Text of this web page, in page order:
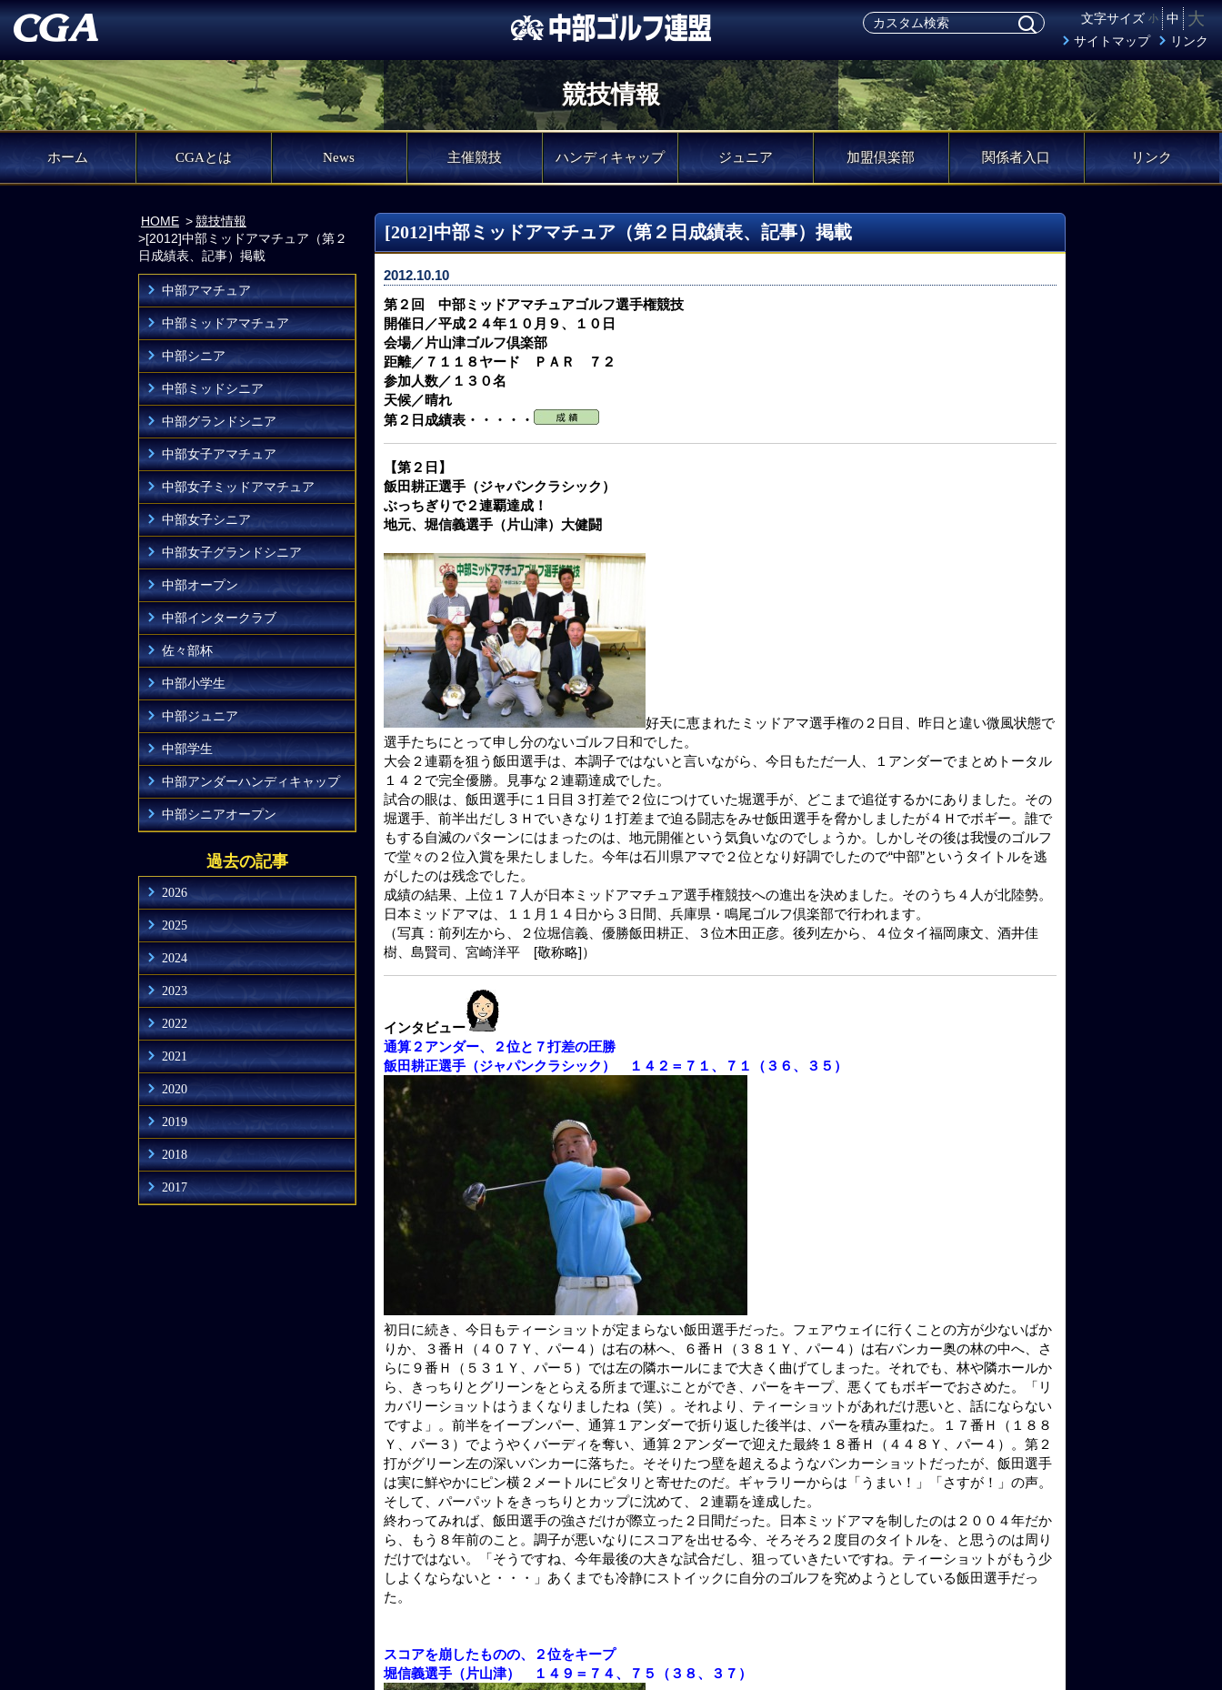
文字サイズ 小 中 大
サイトマップ リンク
競技情報
ホーム CGAとは News 主催競技 ハンディキャップ ジュニア 加盟倶楽部 関係者入口 リンク
HOME
競技情報
[2012]中部ミッドアマチュア（第２
日成績表、記事）掲載
中部アマチュア
中部ミッドアマチュア
中部シニア
中部ミッドシニア
中部グランドシニア
中部女子アマチュア
中部女子ミッドアマチュア
中部女子シニア
中部女子グランドシニア
中部オープン
中部インタークラブ
佐々部杯
中部小学生
中部ジュニア
中部学生
中部アンダーハンディキャップ
中部シニアオープン
過去の記事
2026
2025
2024
2023
2022
2021
2020
2019
2018
2017
[2012]中部ミッドアマチュア（第２日成績表、記事）掲載
2012.10.10
第２回 中部ミッドアマチュアゴルフ選手権競技
開催日／平成２４年１０月９、１０日
会場／片山津ゴルフ倶楽部
距離／７１１８ヤード ＰＡＲ ７２
参加人数／１３０名
天候／晴れ
第２日成績表・・・・・
【第２日】
飯田耕正選手（ジャパンクラシック）
ぶっちぎりで２連覇達成！
地元、堀信義選手（片山津）大健闘
好天に恵まれたミッドアマ選手権の２日目、昨日と違い微風状態で
選手たちにとって申し分のないゴルフ日和でした。
大会２連覇を狙う飯田選手は、本調子ではないと言いながら、今日もただ一人、１アンダーでまとめトータル
１４２で完全優勝。見事な２連覇達成でした。
試合の眼は、飯田選手に１日目３打差で２位につけていた堀選手が、どこまで追従するかにありました。その
堀選手、前半出だし３Ｈでいきなり１打差まで迫る闘志をみせ飯田選手を脅かしましたが４Ｈでボギー。誰で
もする自滅のパターンにはまったのは、地元開催という気負いなのでしょうか。しかしその後は我慢のゴルフ
で堂々の２位入賞を果たしました。今年は石川県アマで２位となり好調でしたので“中部”というタイトルを逃
がしたのは残念でした。
成績の結果、上位１７人が日本ミッドアマチュア選手権競技への進出を決めました。そのうち４人が北陸勢。
日本ミッドアマは、１１月１４日から３日間、兵庫県・鳴尾ゴルフ倶楽部で行われます。
（写真：前列左から、２位堀信義、優勝飯田耕正、３位木田正彦。後列左から、４位タイ福岡康文、酒井佳
樹、島賢司、宮崎洋平 [敬称略]）
インタビュー
通算２アンダー、２位と７打差の圧勝
飯田耕正選手（ジャパンクラシック） １４２＝７１、７１（３６、３５）
初日に続き、今日もティーショットが定まらない飯田選手だった。フェアウェイに行くことの方が少ないばか
りか、３番Ｈ（４０７Ｙ、パー４）は右の林へ、６番Ｈ（３８１Ｙ、パー４）は右バンカー奥の林の中へ、さ
らに９番Ｈ（５３１Ｙ、パー５）では左の隣ホールにまで大きく曲げてしまった。それでも、林や隣ホールか
ら、きっちりとグリーンをとらえる所まで運ぶことができ、パーをキープ、悪くてもボギーでおさめた。「リ
カバリーショットはうまくなりましたね（笑）。それより、ティーショットがあれだけ悪いと、話にならない
ですよ」。前半をイーブンパー、通算１アンダーで折り返した後半は、パーを積み重ねた。１７番Ｈ（１８８
Ｙ、パー３）でようやくバーディを奪い、通算２アンダーで迎えた最終１８番Ｈ（４４８Ｙ、パー４）。第２
打がグリーン左の深いバンカーに落ちた。そそりたつ壁を超えるようなバンカーショットだったが、飯田選手
は実に鮮やかにピン横２メートルにピタリと寄せたのだ。ギャラリーからは「うまい！」「さすが！」の声。
そして、パーパットをきっちりとカップに沈めて、２連覇を達成した。
終わってみれば、飯田選手の強さだけが際立った２日間だった。日本ミッドアマを制したのは２００４年だか
ら、もう８年前のこと。調子が悪いなりにスコアを出せる今、そろそろ２度目のタイトルを、と思うのは周り
だけではない。「そうですね、今年最後の大きな試合だし、狙っていきたいですね。ティーショットがもう少
しよくならないと・・・」あくまでも冷静にストイックに自分のゴルフを究めようとしている飯田選手だっ
た。
スコアを崩したものの、２位をキープ
堀信義選手（片山津） １４９＝７４、７５（３８、３７）